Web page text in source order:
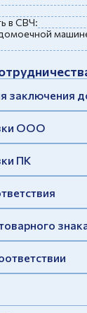
Отправить
форму, вы
завод ©
в СВЧ:
заключения
ООО
ПК